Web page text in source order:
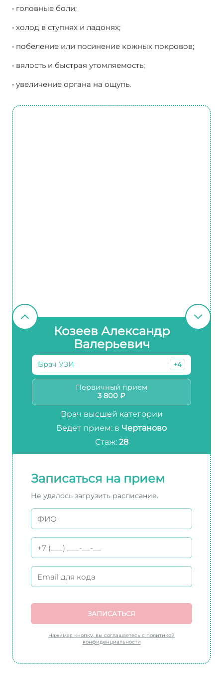
• головные боли;
• холод в ступнях и ладонях;
• побеление или посинение кожных покровов;
• вялость и быстрая утомляемость;
• увеличение органа на ощупь.
Козеев Александр
Валерьевич
Врач УЗИ +4
Первичный приём
3 800 ₽
Врач высшей категории
Ведет прием: в Чертаново
Стаж: 28
Записаться на прием
Не удалось загрузить расписание.
ЗАПИСАТЬСЯ
Нажимая кнопку, вы соглашаетесь с политикой
конфиденциальности